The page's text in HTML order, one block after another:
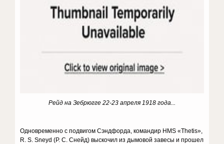
Рейд на Зебрюгге 22-23 апреля 1918 года...
Одновременно с подвигом Сэндфорда, командир HMS «Thetis»,
R. S. Sneyd (Р. С. Снейд) выскочил из дымовой завесы и прошел